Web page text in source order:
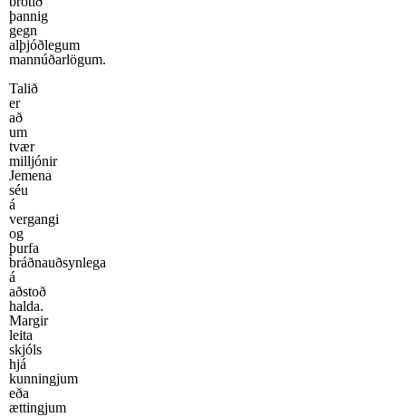
þannig
gegn
alþjóðlegum
mannúðarlögum.
Talið
er
að
um
tvær
milljónir
Jemena
séu
á
vergangi
og
þurfa
bráðnauðsynlega
á
aðstoð
halda.
Margir
leita
skjóls
hjá
kunningjum
eða
ættingjum